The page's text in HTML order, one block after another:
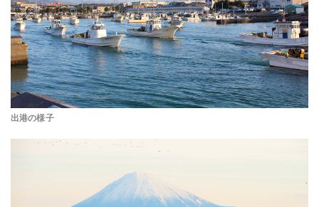
出港の様子